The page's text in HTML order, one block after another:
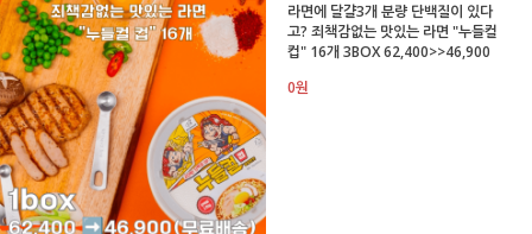
라면에 달걀3개 분량 단백질이 있다
고? 죄책감없는 맛있는 라면 "누들컬
컵" 16개 3BOX 62,400>>46,900
0원